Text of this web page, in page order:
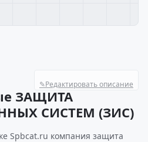
✎Редактировать описание
ЗАЩИТА
СИСТЕМ (ЗИС)
Spbcat.ru компания защита